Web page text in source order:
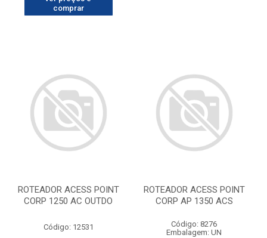
comprar
ROTEADOR ACESS POINT
CORP 1250 AC OUTDO
Código: 12531
ROTEADOR ACESS POINT
CORP AP 1350 ACS
Código: 8276
Embalagem: UN